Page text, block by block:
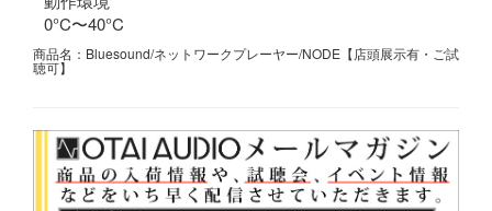
0°C〜40°C
商品名：Bluesound/ネットワークプレーヤー/NODE【店頭展示有・ご試
聴可】